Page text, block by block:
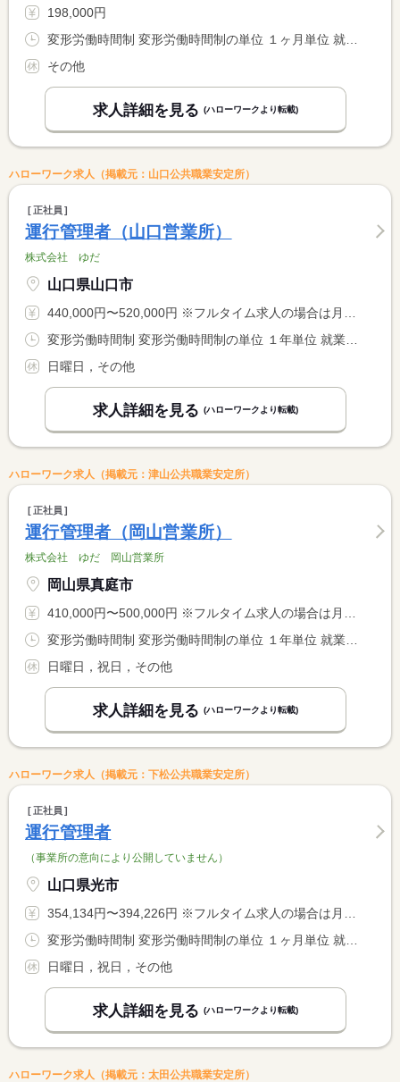
198,000円
その他
求人詳細を見る (ハローワークより転載)
ハローワーク求人（掲載元：山口公共職業安定所）
正社員
運行管理者（山口営業所）
株式会社 ゆだ
山口県山口市
440,000円〜520,000円 ※フルタイム求人の場合は月額（換算額）、パート求人の場合は時間額を表示しています。
日曜日，その他
求人詳細を見る (ハローワークより転載)
ハローワーク求人（掲載元：津山公共職業安定所）
正社員
運行管理者（岡山営業所）
株式会社 ゆだ 岡山営業所
岡山県真庭市
410,000円〜500,000円 ※フルタイム求人の場合は月額（換算額）、パート求人の場合は時間額を表示しています。
日曜日，祝日，その他
求人詳細を見る (ハローワークより転載)
ハローワーク求人（掲載元：下松公共職業安定所）
正社員
運行管理者
（事業所の意向により公開していません）
山口県光市
354,134円〜394,226円 ※フルタイム求人の場合は月額（換算額）、パート求人の場合は時間額を表示しています。
日曜日，祝日，その他
求人詳細を見る (ハローワークより転載)
ハローワーク求人（掲載元：太田公共職業安定所）